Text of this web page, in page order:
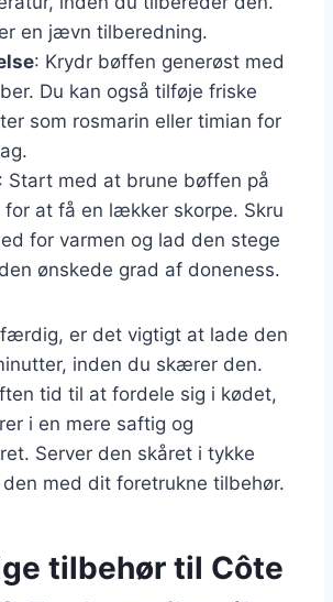
en jævn tilberedning.
: Krydr bøffen generøst med
Du kan også tilføje friske
som rosmarin eller timian for
: Start med at brune bøffen på
for at få en lækker skorpe. Skru
for varmen og lad den stege
ønskede grad af doneness.
er det vigtigt at lade den
inden du skærer den.
tid til at fordele sig i kødet,
i en mere saftig og
Server den skåret i tykke
med dit foretrukne tilbehør.
tilbehør til Côte